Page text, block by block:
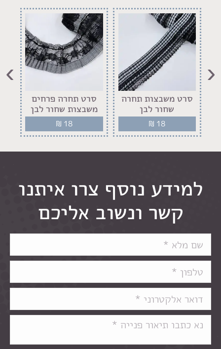
סרט משבצות תחרה
שחור לבן
₪ 18
סרט תחרה פרחים
משבצות שחור לבן
₪ 18
‹
›
למידע נוסף צרו איתנו
קשר ונשוב אליכם